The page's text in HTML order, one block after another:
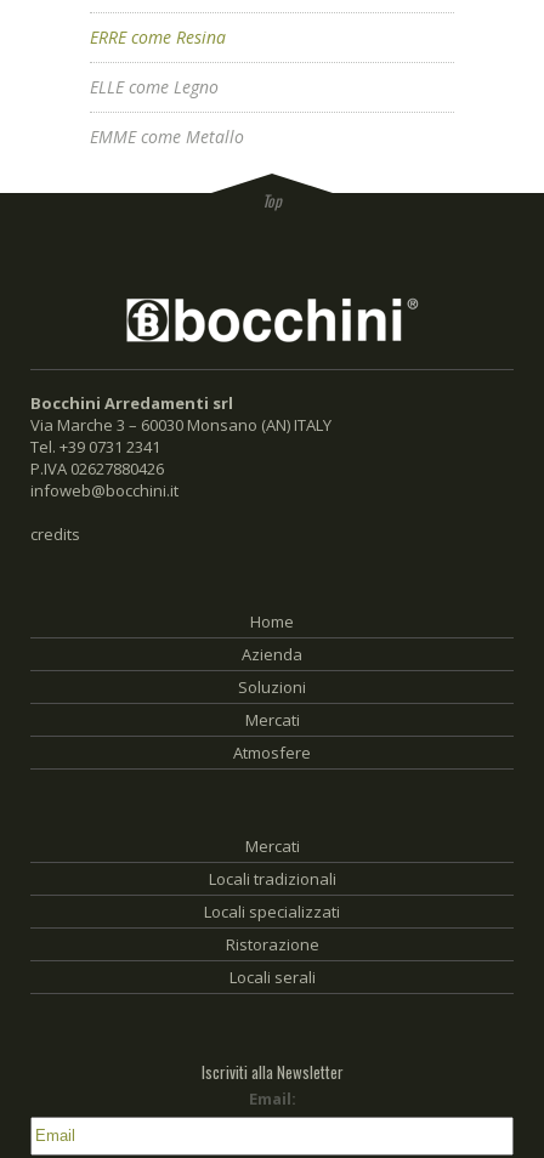
ERRE come Resina
ELLE come Legno
EMME come Metallo
Bocchini Arredamenti srl
Via Marche 3 – 60030 Monsano (AN) ITALY
Tel. +39 0731 2341
P.IVA 02627880426
infoweb@bocchini.it
credits
Home
Azienda
Soluzioni
Mercati
Atmosfere
Mercati
Locali tradizionali
Locali specializzati
Ristorazione
Locali serali
Iscriviti alla Newsletter
Email: